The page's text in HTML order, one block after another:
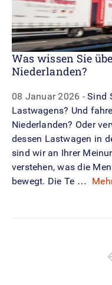
Was wissen Sie
Niederlanden?
08 Januar 2026
Sind
Lastwagens? Und
Niederlanden? Oder
dessen Lastwagen in
sind wir an Ihrer
verstehen, was die
bewegt. Die Te …